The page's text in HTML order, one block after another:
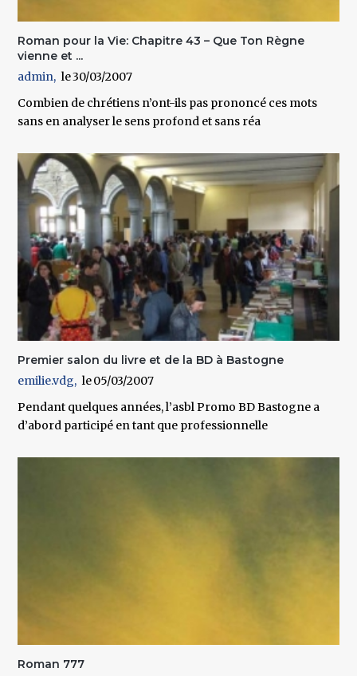
Roman pour la Vie: Chapitre 43 – Que Ton Règne
vienne et ...
admin
30/03/2007
Combien de chrétiens n’ont-ils pas prononcé ces mots
sans en analyser le sens profond et sans réa
Premier salon du livre et de la BD à Bastogne
emilie.vdg
05/03/2007
Pendant quelques années, l’asbl Promo BD Bastogne a
d’abord participé en tant que professionnelle
Roman 777